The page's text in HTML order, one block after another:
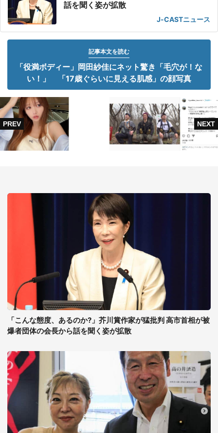
話を聞く姿が拡散
J-CASTニュース
記事本文を読む
「役満ボディー」岡田紗佳にネット驚き「毛穴が！な
い！」 「17歳ぐらいに見える肌感」の顔写真
「こんな態度、あるのか?」芥川賞作家が猛批判 高市首相が被
爆者団体の会長から話を聞く姿が拡散